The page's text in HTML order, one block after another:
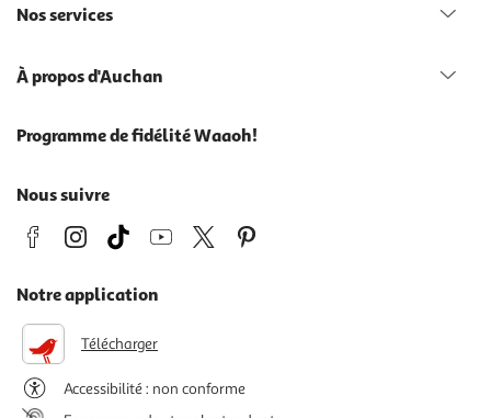
Nos services
À propos d'Auchan
Programme de fidélité Waaoh!
Nous suivre
Notre application
Télécharger
Accessibilité : non conforme